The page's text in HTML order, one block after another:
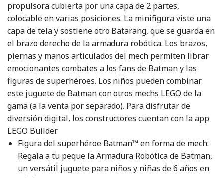
propulsora cubierta por una capa de 2 partes,
colocable en varias posiciones. La minifigura viste una
capa de tela y sostiene otro Batarang, que se guarda en
el brazo derecho de la armadura robótica. Los brazos,
piernas y manos articulados del mech permiten librar
emocionantes combates a los fans de Batman y las
figuras de superhéroes. Los niños pueden combinar
este juguete de Batman con otros mechs LEGO de la
gama (a la venta por separado). Para disfrutar de
diversión digital, los constructores cuentan con la app
LEGO Builder.
Figura del superhéroe Batman™ en forma de mech:
Regala a tu peque la Armadura Robótica de Batman,
un versátil juguete para niños y niñas de 6 años en